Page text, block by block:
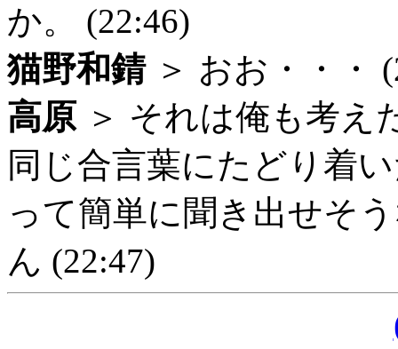
か。 (22:46)
猫野和錆＞ おお・・・
高原 ＞ それは俺も考え
同じ合言葉にたどり着
って簡単に聞き出せそ
ん (22:47)